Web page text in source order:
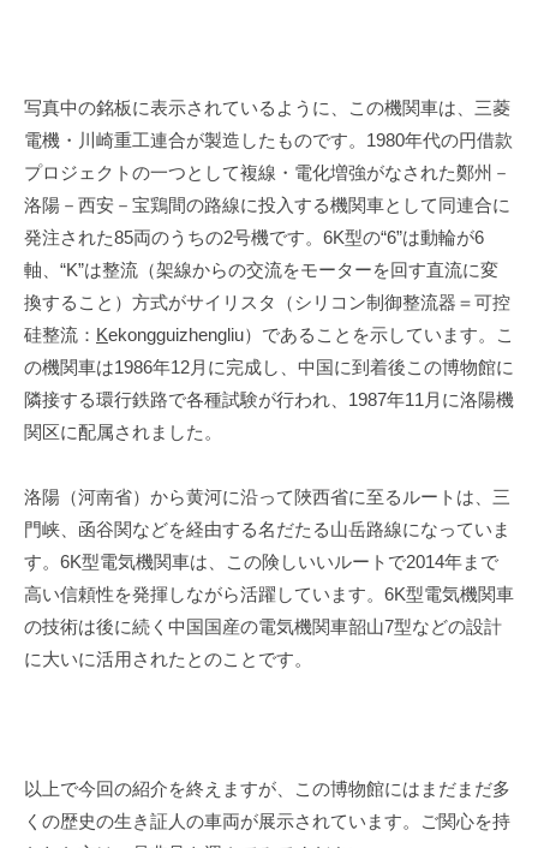
写真中の銘板に表示されているように、この機関車は、三菱
電機・川崎重工連合が製造したものです。 1980年代の円借款
プロジェクトの一つとして複線・電化増強がなされた鄭州－
洛陽－西安－宝鶏間の路線に投入する機関車として同連合に
発注された85両のうちの2号機です。 6K型の“6”は動輪が6
軸、“K”は整流（架線からの交流をモーターを回す直流に変
換すること）方式がサイリスタ（シリコン制御整流器＝可控
硅整流： Kekongguizhengliu）であることを示しています。こ
の機関車は1986年12月に完成し、中国に到着後この博物館に
隣接する環行鉄路で各種試験が行われ、 1987年11 月に洛陽機
関区に配属されました。
洛陽（河南省）から黄河に沿って陜西省に至るルートは、三
門峡、函谷関などを経由する名だたる山岳路線になっていま
す。 6K型電気機関車は、この険しいいルートで2014年まで
高い信頼性を発揮しながら活躍しています。 6K型電気機関車
の技術は後に続く中国国産の電気機関車韶山7型などの設計
に大いに活用されたとのことです。
以上で今回の紹介を終えますが、この博物館にはまだまだ多
くの歴史の生き証人の車両が展示されています。ご関心を持